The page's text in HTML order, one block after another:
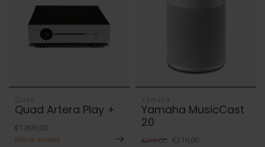
Quad
Quad Artera Play +
€1.899,00
Niet op voorraad
Yamaha
Yamaha MusicCast
20
€299,00 €219,00